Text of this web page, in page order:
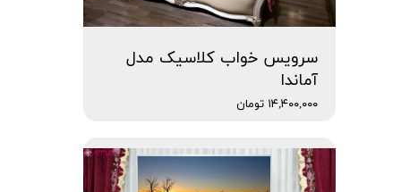
سرویس خواب کلاسیک مدل
آماندا
۱۴,۴۰۰,۰۰۰ تومان